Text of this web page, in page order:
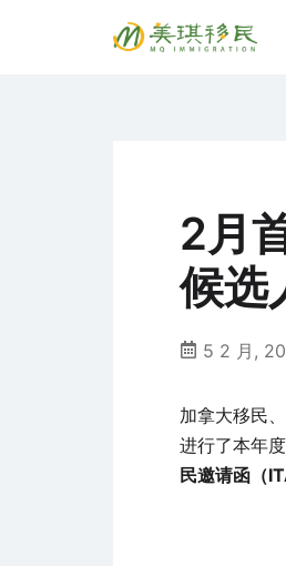
2月
候选
5 2 月,
加拿大移民
进行了本年
民邀请函（